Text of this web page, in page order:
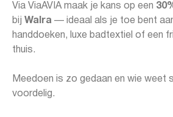
Via ViaAVIA maak je kans op een
bij Walra — ideaal als je toe bent
handdoeken, luxe badtextiel of een
thuis.
Meedoen is zo gedaan en wie weet
voordelig.